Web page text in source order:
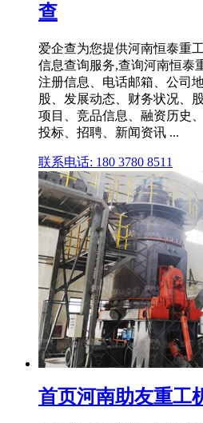
查
爱企查为您提供河南恒泰重
信息查询服务,查询河南恒泰
注册信息、电话邮箱、公司
股、发展动态、财务状况、
项目、竞品信息、融资历史
投标、招聘、新闻资讯 ...
联系电话: 180 3780 8511
首页河南助友重工